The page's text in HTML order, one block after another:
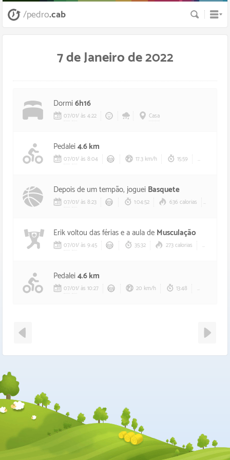
/pedro.cab Busca
7 de Janeiro de 2022
Dormi6h16
07/01/ às 4:22 Casa
Pedalei4.6 km
07/01/às 8:04 17.3 km/h 15:59
Depois de um tempão, joguei Basquete
07/01/ às 8:23 1:04:52 636 calorias
Erik voltou das férias e a aula de Musculação
07/01/às 9:45 35:32 273 calorias
Pedalei4.6 km
07/01/ às 10:27 20 km/h 13:48